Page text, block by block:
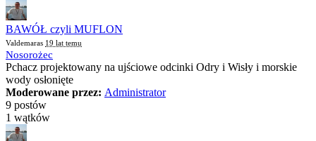
BAWÓŁ czyli MUFLON
Valdemaras 19 lat temu
Nosorożec
Pchacz projektowany na ujściowe odcinki Odry i Wisły i morskie
wody osłonięte
Moderowane przez: Administrator
9 postów
1 wątków